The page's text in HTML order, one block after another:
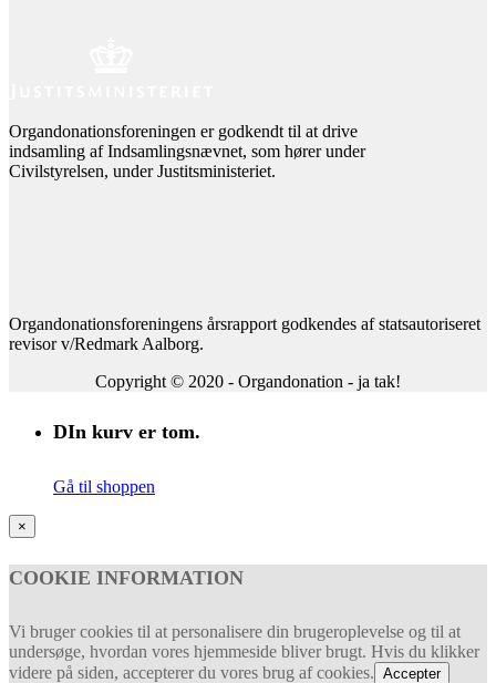
Organdonationsforeningen er godkendt til at drive
indsamling af Indsamlingsnævnet, som hører under
Civilstyrelsen, under Justitsministeriet.
Organdonationsforeningens årsrapport godkendes af statsautoriseret
revisor v/Redmark Aalborg.
Copyright © 2020 - Organdonation - ja tak!
DIn kurv er tom.
Gå til shoppen
×
COOKIE INFORMATION
Vi bruger cookies til at personalisere din brugeroplevelse og til at
undersøge, hvordan vores hjemmeside bliver brugt. Hvis du klikker
videre på siden, accepterer du vores brug af cookies. Accepter